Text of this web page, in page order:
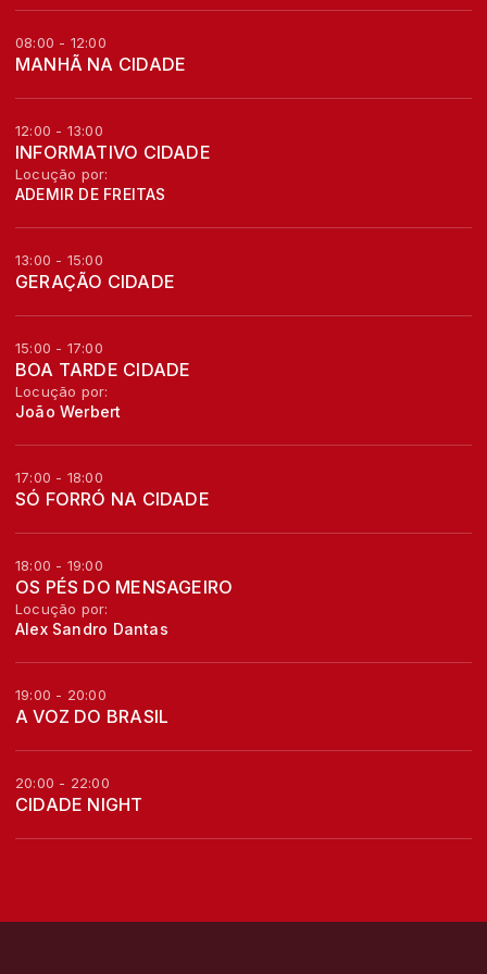
08:00 - 12:00
MANHÃ NA CIDADE
12:00 - 13:00
INFORMATIVO CIDADE
Locução por:
ADEMIR DE FREITAS
13:00 - 15:00
GERAÇÃO CIDADE
15:00 - 17:00
BOA TARDE CIDADE
Locução por:
João Werbert
17:00 - 18:00
SÓ FORRÓ NA CIDADE
18:00 - 19:00
OS PÉS DO MENSAGEIRO
Locução por:
Alex Sandro Dantas
19:00 - 20:00
A VOZ DO BRASIL
20:00 - 22:00
CIDADE NIGHT